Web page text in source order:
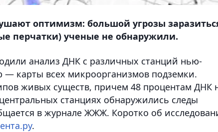
оптимизм: большой угрозы
перчатки) ученые не обнаружили.
анализ ДНК с различных станций нью-
— карты всех микроорганизмов подземки.
живых существ, причем 48 процентам ДНК
станциях обнаружились следы
в журнале ЖЖЖ. Коротко об
.